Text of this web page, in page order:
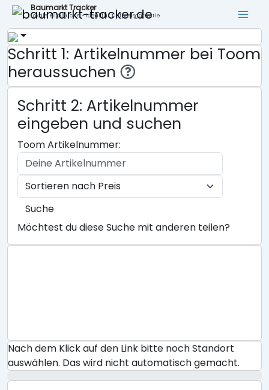
Baumarkt Tracker
Lokale Filialsuche - ideal für Tiefpreisgarantie
Schritt 1: Artikelnummer bei Toom
heraussuchen
Schritt 2: Artikelnummer
eingeben und suchen
Toom Artikelnummer:
Suche
Möchtest du diese Suche mit anderen teilen?
Nach dem Klick auf den Link bitte noch Standort
auswählen. Das wird nicht automatisch gemacht.